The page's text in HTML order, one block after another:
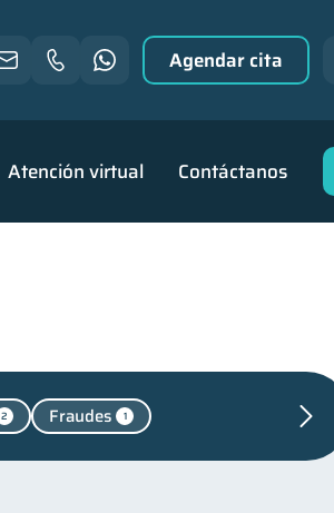
Atención virtual Contáctanos
Agendar cita
2 Fraudes 1